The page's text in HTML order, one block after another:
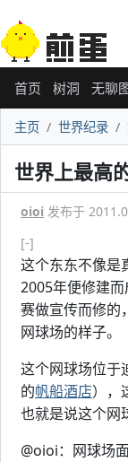
首页 树洞 无聊
主页 世界纪录
世界上最高
oioi 发布于
[-]
这个东东不像是
2005年便修建
赛做宣传而修的
网球场的样子。
这个网球场位于
的帆船酒店），
也就是说这个网
@oioi：网球场